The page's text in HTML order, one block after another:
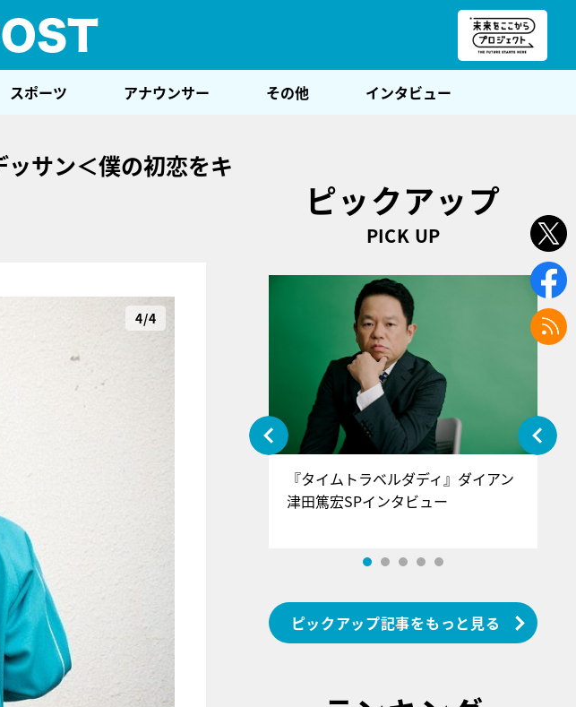
スポーツ アナウンサー その他 インタビュー
サン＜僕の初恋をキ
4/4
ピックアップ
PICK UP
『アイ＝ラブ！げーみんぐ』＝LOV
ビュー
『タイムトラベルダディ』ダイアン
津田篤宏SPインタビュー
ピックアップ記事をもっと見る